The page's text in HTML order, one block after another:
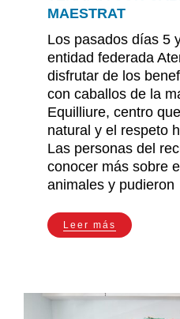
MAESTRAT
Los pasados días 5
entidad federada
disfrutar de los
con caballos de la
Equilliure, centro
natural y el respeto
Las personas del
conocer más sobre
animales y pudieron
Leer más